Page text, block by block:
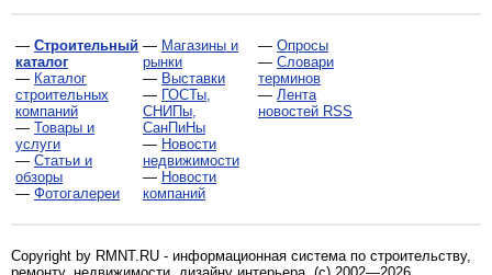
— Строительный
каталог
— Каталог
строительных
компаний
— Товары и
услуги
— Статьи и
обзоры
— Фотогалереи
— Магазины и
рынки
— Выставки
— ГОСТы,
СНИПы,
СанПиНы
— Новости
недвижимости
— Новости
компаний
— Опросы
— Словари
терминов
— Лента
новостей RSS
Copyright by RMNT.RU - информационная система по строительству,
ремонту, недвижимости, дизайну интерьера . (c) 2002—2026